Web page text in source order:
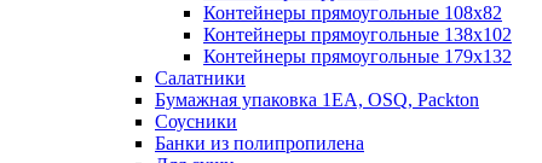
Контейнеры прямоугольные 108х82
Контейнеры прямоугольные 138х102
Контейнеры прямоугольные 179х132
Салатники
Бумажная упаковка 1ЕА, OSQ, Packton
Соусники
Банки из полипропилена